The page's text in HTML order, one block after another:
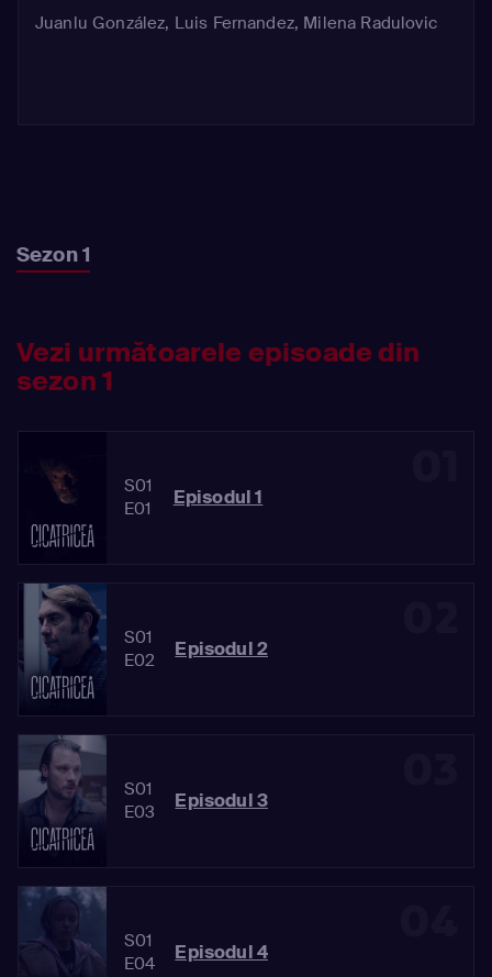
Juanlu González, Luis Fernandez, Milena Radulovic
Sezon 1
Vezi următoarele episoade din
sezon 1
S01
E01
Episodul 1
S01
E02
Episodul 2
S01
E03
Episodul 3
S01
E04
Episodul 4